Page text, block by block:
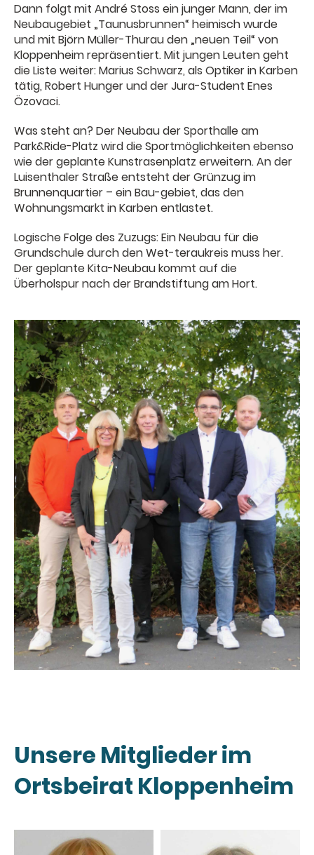
Dann folgt mit André Stoss ein junger Mann, der im
Neubaugebiet „Taunusbrunnen“ heimisch wurde
und mit Björn Müller-Thurau den „neuen Teil“ von
Kloppenheim repräsentiert. Mit jungen Leuten geht
die Liste weiter: Marius Schwarz, als Optiker in Karben
tätig, Robert Hunger und der Jura-Student Enes
Özovaci.
Was steht an? Der Neubau der Sporthalle am
Park&Ride-Platz wird die Sportmöglichkeiten ebenso
wie der geplante Kunstrasenplatz erweitern. An der
Luisenthaler Straße entsteht der Grünzug im
Brunnenquartier – ein Bau-gebiet, das den
Wohnungsmarkt in Karben entlastet.
Logische Folge des Zuzugs: Ein Neubau für die
Grundschule durch den Wet-teraukreis muss her.
Der geplante Kita-Neubau kommt auf die
Überholspur nach der Brandstiftung am Hort.
Unsere Mitglieder im
Ortsbeirat Kloppenheim